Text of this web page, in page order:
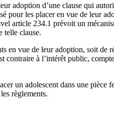
adoption d’une clause qui
pour les placer en vue de leur
article 234.1 prévoit un
telle clause.
en vue de leur adoption, soit de
contraire à l’intérêt public,
un adolescent dans une pièce
règlements.